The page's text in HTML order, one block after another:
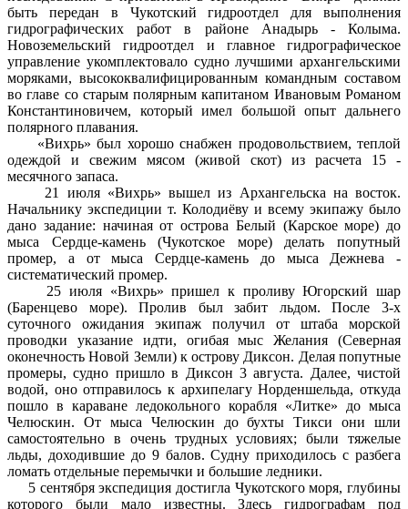
быть передан в Чукотский гидроотдел для выполнения
гидрографических работ в районе Анадырь - Колыма.
Новоземельский гидроотдел и главное гидрографическое
управление укомплектовало судно лучшими архангельскими
моряками, высококвалифицированным командным составом
во главе со старым полярным капитаном Ивановым Романом
Константиновичем, который имел большой опыт дальнего
полярного плавания.
«Вихрь» был хорошо снабжен продовольствием, теплой
одеждой и свежим мясом (живой скот) из расчета 15 -
месячного запаса.
21 июля «Вихрь» вышел из Архангельска на восток.
Начальнику экспедиции т. Колодиёву и всему экипажу было
дано задание: начиная от острова Белый (Карское море) до
мыса Сердце-камень (Чукотское море) делать попутный
промер, а от мыса Сердце-камень до мыса Дежнева -
систематический промер.
25 июля «Вихрь» пришел к проливу Югорский шар
(Баренцево море). Пролив был забит льдом. После 3-х
суточного ожидания экипаж получил от штаба морской
проводки указание идти, огибая мыс Желания (Северная
оконечность Новой Земли) к острову Диксон. Делая попутные
промеры, судно пришло в Диксон 3 августа. Далее, чистой
водой, оно отправилось к архипелагу Норденшельда, откуда
пошло в караване ледокольного корабля «Литке» до мыса
Челюскин. От мыса Челюскин до бухты Тикси они шли
самостоятельно в очень трудных условиях; были тяжелые
льды, доходившие до 9 балов. Судну приходилось с разбега
ломать отдельные перемычки и большие ледники.
5 сентября экспедиция достигла Чукотского моря, глубины
которого были мало известны. Здесь гидрографам под